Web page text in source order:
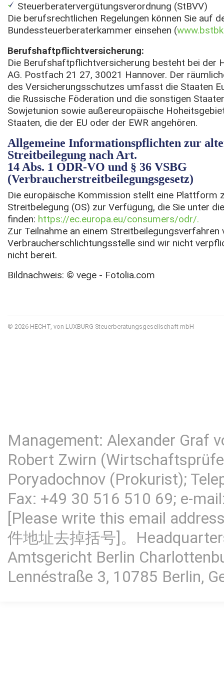
Steuerberatervergütungsverordnung (StBVV)
Die berufsrechtlichen Regelungen können Sie auf
Bundessteuerberaterkammer einsehen (
Berufshaftpflichtversicherung:
Die Berufshaftpflichtversicherung besteht bei der
AG. Postfach 21 27, 30021 Hannover. Der
des Versicherungsschutzes umfasst die Staaten
die Russische Föderation und die sonstigen
Sowjetunion sowie außereuropäische
Staaten, die der EU oder der EWR angehören.
Allgemeine Informationspflichten zur
Streitbeilegung nach Art.
14 Abs. 1 ODR-VO und § 36 VSBG
(Verbraucherstreitbeilegungsgesetz)
Die europäische Kommission stellt eine Plattform
Streitbelegung (OS) zur Verfügung, die Sie unter
finden: https://ec.europa.eu/consumers/odr/.
Zur Teilnahme an einem Streitbeilegungsverfahren
Verbraucherschlichtungsstelle sind wir nicht
nicht bereit.
Bildnachweis: © vege - Fotolia.com
© 2026 HECHT, von LUXBURG Steuerberatungsgesellschaft mbH
Management: Alexander Graf
Robert Zwirn
Poryadochnov (Prokurist);
Fax: +49 30 516 510 69; e-
[Please write this email
件地址去掉括号]。
Amtsgericht Berlin
Lennéstraße 3, 10785 Berlin,